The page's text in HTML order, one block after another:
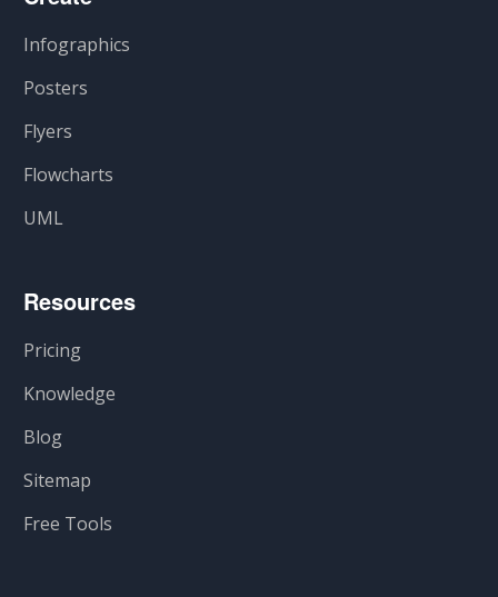
Infographics
Posters
Flyers
Flowcharts
UML
Resources
Pricing
Knowledge
Blog
Sitemap
Free Tools